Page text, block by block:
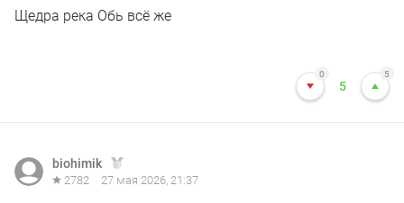
Щедра река Обь всё же
0
5
5
biohimik
2782 27 мая 2026, 21:37